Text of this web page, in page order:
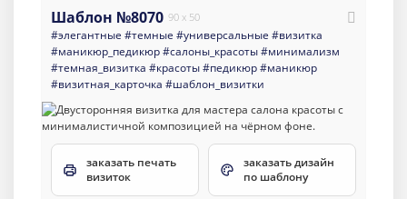
Шаблон №8070 90 x 50
#элегантные #темные #универсальные #визитка
#маникюр_педикюр#салоны_красоты#минимализм
#темная_визитка #красоты#педикюр#маникюр
#визитная_карточка #шаблон_визитки
заказать печать
визиток
заказать дизайн
по шаблону